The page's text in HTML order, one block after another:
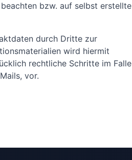
bzw. auf selbst erstellte
durch Dritte zur
wird hiermit
rechtliche Schritte im Falle
vor.